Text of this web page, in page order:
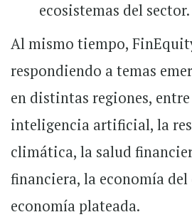
ecosistemas del sector.
Al mismo tiempo,
respondiendo a temas
en distintas regiones,
inteligencia artificial, la
climática, la salud
financiera, la economía
economía plateada.